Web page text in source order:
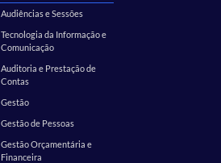
Audiências e Sessões
Tecnologia da Informação e
Comunicação
Auditoria e Prestação de
Contas
Gestão
Gestão de Pessoas
Gestão Orçamentária e
Financeira